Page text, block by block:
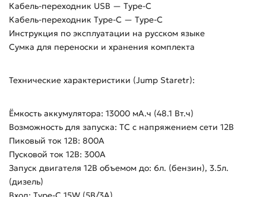
Кабель-переходник USB — Type-C
Кабель-переходник Type-C — Type-C
Инструкция по эксплуатации на русском языке
Сумка для переноски и хранения комплекта
Технические характеристики (Jump Staretr):
Ёмкость аккумулятора: 13000 мА.ч (48.1 Вт.ч)
Возможность для запуска: ТС с напряжением сети 12В
Пиковый ток 12В: 800А
Пусковой ток 12В: 300А
Запуск двигателя 12В объемом до: 6л. (бензин), 3.5л.
(дизель)